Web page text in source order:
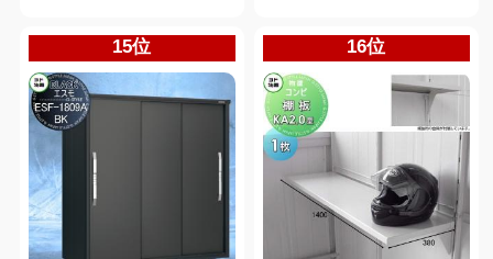
15位 16位